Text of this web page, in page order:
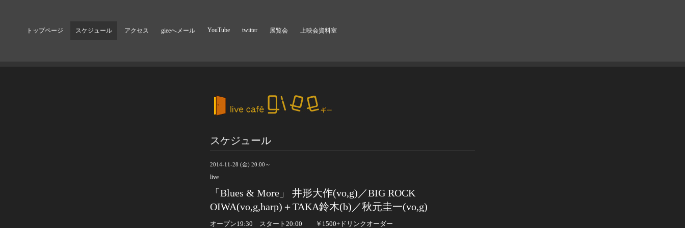
トップページ スケジュール アクセス gieeへメール YouTube twitter 展覧会 上映会資料室
スケジュール
2014-11-28 (金) 20:00～
live
「Blues & More」 井形大作(vo,g)／BIG ROCK
OIWA(vo,g,harp)＋TAKA鈴木(b)／秋元圭一(vo,g)
オープン19:30 スタート20:00 ￥1500+ドリンクオーダー